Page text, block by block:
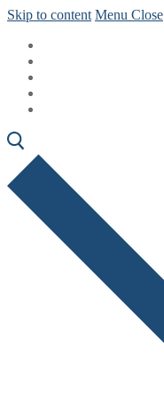
Skip to content Menu Close